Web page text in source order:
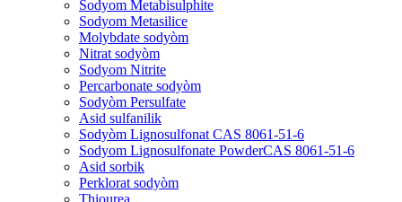
Sodyom Metabisulphite
Sodyom Metasilice
Molybdate sodyòm
Nitrat sodyòm
Sodyom Nitrite
Percarbonate sodyòm
Sodyòm Persulfate
Asid sulfanilik
Sodyòm Lignosulfonat CAS 8061-51-6
Sodyom Lignosulfonate PowderCAS 8061-51-6
Asid sorbik
Perklorat sodyòm
Thiourea